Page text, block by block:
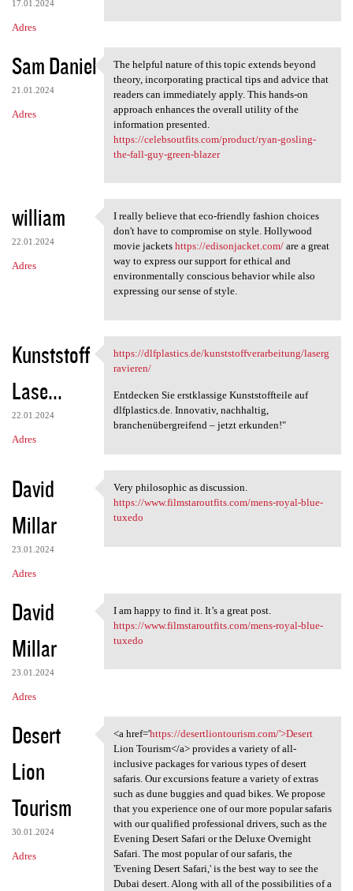
17.01.2024
Adres
Sam Daniel
21.01.2024
Adres
The helpful nature of this
The helpful nature of this topic extends beyond
theory, incorporating practical tips and advice that
readers can immediately apply. This hands-on
approach enhances the overall utility of the
information presented.
https://celebsoutfits.com/product/ryan-gosling-
the-fall-guy-green-blazer
william
22.01.2024
Adres
I really believe that eco
I really believe that eco-friendly fashion choices
don't have to compromise on style. Hollywood
movie jackets https://edisonjacket.com/are a great
way to express our support for ethical and
environmentally conscious behavior while also
expressing our sense of style.
Kunststoff
Lase...
22.01.2024
Adres
https://dlfplastics.de
https://dlfplastics.de/kunststoffverarbeitung/laserg
ravieren/
Entdecken Sie erstklassige Kunststoffteile auf
dlfplastics.de. Innovativ, nachhaltig,
branchenübergreifend – jetzt erkunden!"
David
Millar
23.01.2024
Adres
Very philosophic as
Very philosophic as discussion.
https://www.filmstaroutfits.com/mens-royal-blue-
tuxedo
David
Millar
23.01.2024
Adres
I am happy to find it. It’s a
I am happy to find it. It’s a great post.
https://www.filmstaroutfits.com/mens-royal-blue-
tuxedo
Desert
Lion
Tourism
30.01.2024
Adres
<a href='https:/
<a href='https://desertliontourism.com/'>Desert
Lion Tourism</a> provides a variety of all-
inclusive packages for various types of desert
safaris. Our excursions feature a variety of extras
such as dune buggies and quad bikes. We propose
that you experience one of our more popular safaris
with our qualified professional drivers, such as the
Evening Desert Safari or the Deluxe Overnight
Safari. The most popular of our safaris, the
'Evening Desert Safari,' is the best way to see the
Dubai desert. Along with all of the possibilities of a